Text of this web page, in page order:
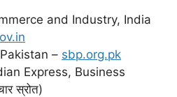
and Industry, India
– sbp.org.pk
Express, Business
स्रोत)